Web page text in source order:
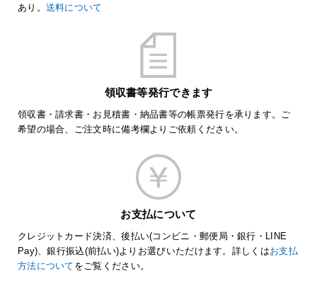
あり。 送料について
領収書等発行できます
領収書・請求書・お見積書・納品書等の帳票発行を承ります。ご
希望の場合、ご注文時に備考欄よりご依頼ください。
お支払について
クレジットカード決済、後払い(コンビニ・郵便局・銀行・LINE
Pay)、銀行振込(前払い)よりお選びいただけます。詳しくはお支払
方法について をご覧ください。